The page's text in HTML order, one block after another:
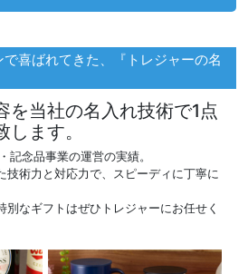
喜ばれてきた、『トレジャーの名
を当社の名入れ技術で1点
ます。
記念品事業の運営の実績。
技術力と対応力で、スピーディに丁寧に
なギフトはぜひトレジャーにお任せく